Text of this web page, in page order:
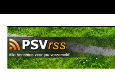
naar
inhoud